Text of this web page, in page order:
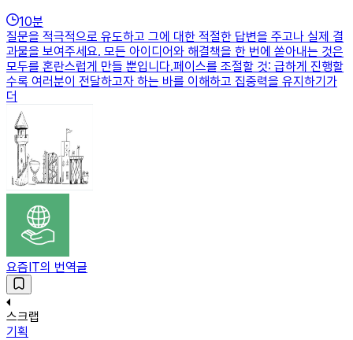
10분
질문을 적극적으로 유도하고 그에 대한 적절한 답변을 주고나 실제 결
과물을 보여주세요. 모든 아이디어와 해결책을 한 번에 쏟아내는 것은
모두를 혼란스럽게 만들 뿐입니다.페이스를 조절할 것: 급하게 진행할
수록 여러분이 전달하고자 하는 바를 이해하고 집중력을 유지하기가
더
요즘IT의 번역글
스크랩
기획